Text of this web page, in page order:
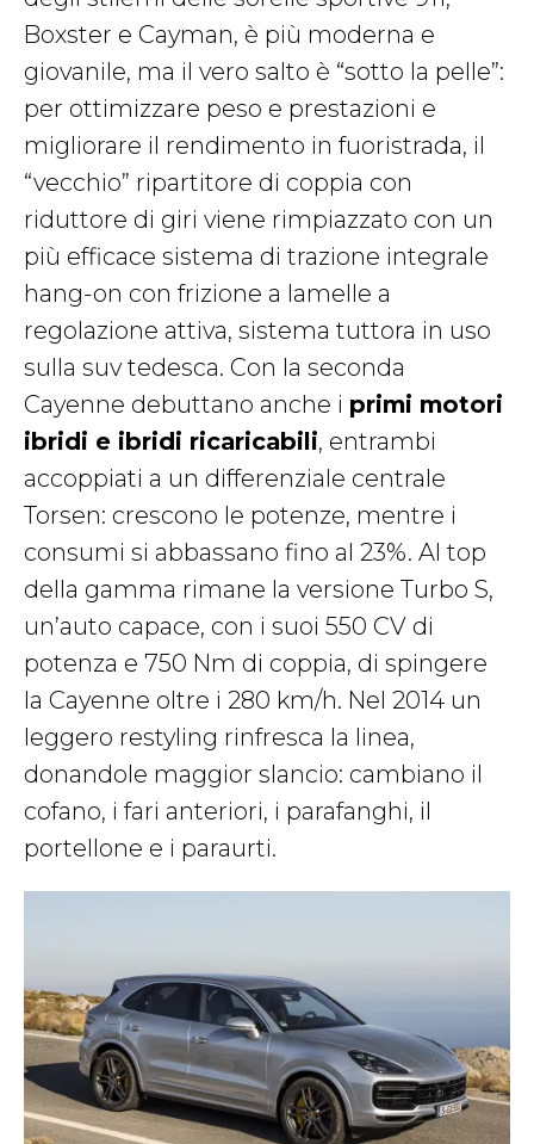
Boxster e Cayman, è più moderna e
giovanile, ma il vero salto è “sotto la pelle”:
per ottimizzare peso e prestazioni e
migliorare il rendimento in fuoristrada, il
“vecchio” ripartitore di coppia con
riduttore di giri viene rimpiazzato con un
più efficace sistema di trazione integrale
hang-on con frizione a lamelle a
regolazione attiva, sistema tuttora in uso
sulla suv tedesca. Con la seconda
Cayenne debuttano anche i primi motori
ibridi e ibridi ricaricabili, entrambi
accoppiati a un differenziale centrale
Torsen: crescono le potenze, mentre i
consumi si abbassano fino al 23%. Al top
della gamma rimane la versione Turbo S,
un’auto capace, con i suoi 550 CV di
potenza e 750 Nm di coppia, di spingere
la Cayenne oltre i 280 km/h. Nel 2014 un
leggero restyling rinfresca la linea,
donandole maggior slancio: cambiano il
cofano, i fari anteriori, i parafanghi, il
portellone e i paraurti.